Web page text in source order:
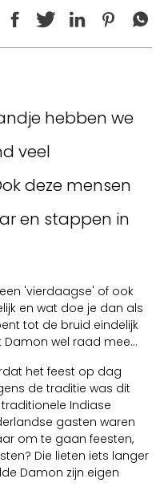
hebben we
veel
deze mensen
en stappen in
'vierdaagse' of ook
en wat doe je dan als
tot de bruid eindelijk
wel raad mee...
het feest op dag
de traditie was dit
Indiase
gasten waren
om te gaan feesten,
Die lieten iets langer
Damon zijn eigen